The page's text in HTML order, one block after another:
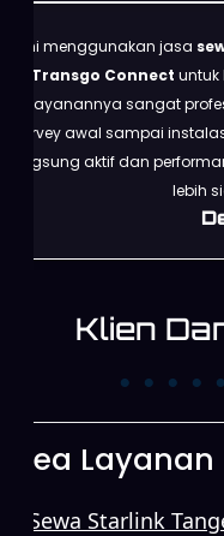
Kami menggunakan jasa
Transgo Connect untuk
Pelayanannya sangat
survey awal sampai
langsung aktif dan
lebih
Klien
Area
Sewa Starlink